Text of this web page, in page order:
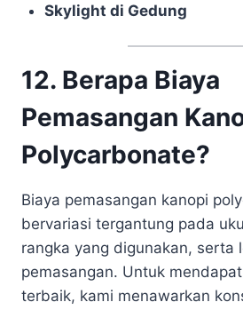
Skylight di Gedung
12. Berapa Biaya
Pemasangan
Polycarbonate?
Biaya pemasangan kanopi
bervariasi tergantung pada
rangka yang digunakan, serta
pemasangan. Untuk
terbaik, kami menawarkan